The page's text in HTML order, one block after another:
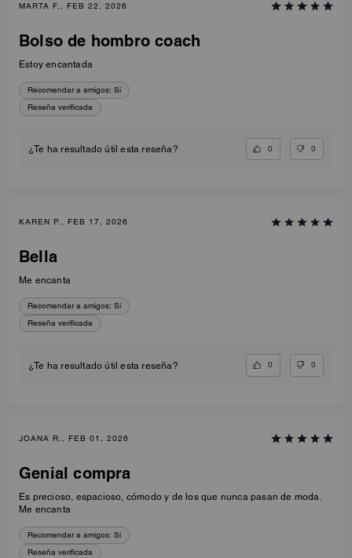
MARTA F., FEB 22, 2026
Bolso de hombro coach
Estoy encantada
Recomendar a amigos: Sí
Reseña verificada
¿Te ha resultado útil esta reseña? 0 0
KAREN P., FEB 17, 2026
Bella
Me encanta
Recomendar a amigos: Sí
Reseña verificada
¿Te ha resultado útil esta reseña? 0 0
JOANA R., FEB 01, 2026
Genial compra
Es precioso, espacioso, cómodo y de los que nunca pasan de moda.
Me encanta
Recomendar a amigos: Sí
Reseña verificada